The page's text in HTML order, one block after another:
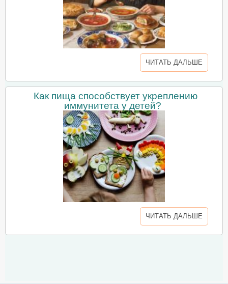
ЧИТАТЬ ДАЛЬШЕ
Как пища способствует укреплению
иммунитета у детей?
ЧИТАТЬ ДАЛЬШЕ